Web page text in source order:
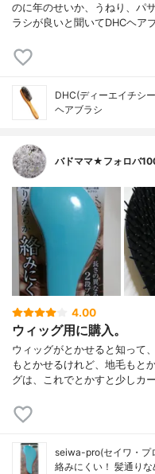
のに年のせいか、うねり、パ
ラシが良いと聞いてDHCヘア
DHC(ディーエイチシ
ヘアブラシ
バドママ★フォロバ
4.00
ウィッグ用に購入。
ウィッグがとかせると知って
もとかせるけれど、地毛もと
グは、これでとかすと少しカ
seiwa-pro(セイワ・プ
絡みにくい！ 髪通り